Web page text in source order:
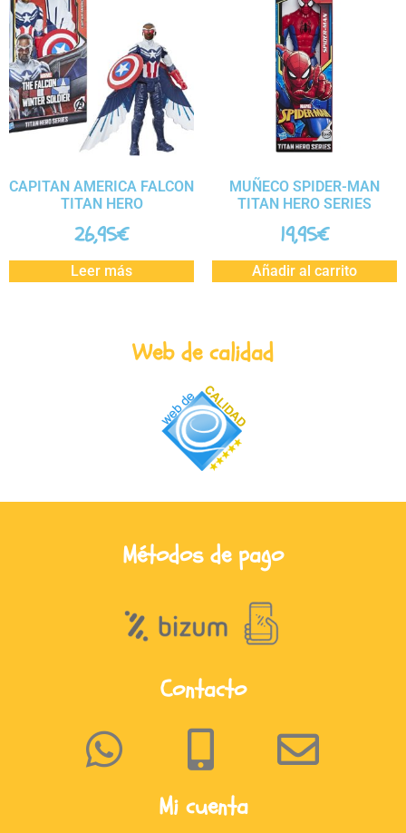
CAPITAN AMERICA FALCON
TITAN HERO
26,95€
Leer más
MUÑECO SPIDER-MAN
TITAN HERO SERIES
19,95€
Añadir al carrito
Web de calidad
Métodos de pago
Contacto
Mi cuenta